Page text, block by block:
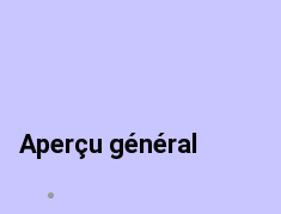
Aperçu général